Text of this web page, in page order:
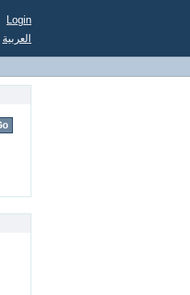
Login
العربية